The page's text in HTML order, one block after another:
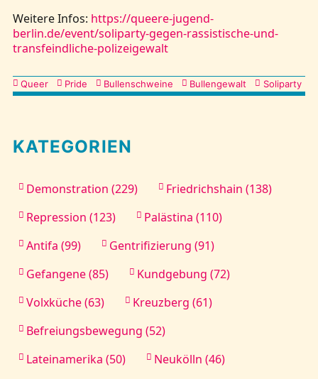
Weitere Infos: https://queere-jugend-
berlin.de/event/soliparty-gegen-rassistische-und-
transfeindliche-polizeigewalt
Kategorien
Queer Pride Bullenschweine Bullengewalt Soliparty
KATEGORIEN
Demonstration (229)
Friedrichshain (138)
Repression (123)
Palästina (110)
Antifa (99)
Gentrifizierung (91)
Gefangene (85)
Kundgebung (72)
Volxküche (63)
Kreuzberg (61)
Befreiungsbewegung (52)
Lateinamerika (50)
Neukölln (46)